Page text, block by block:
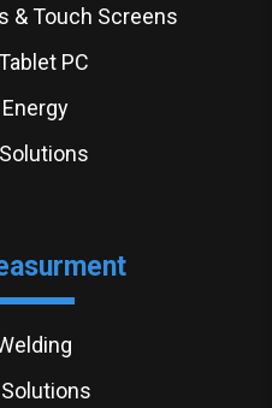
& Touch Screens
PC